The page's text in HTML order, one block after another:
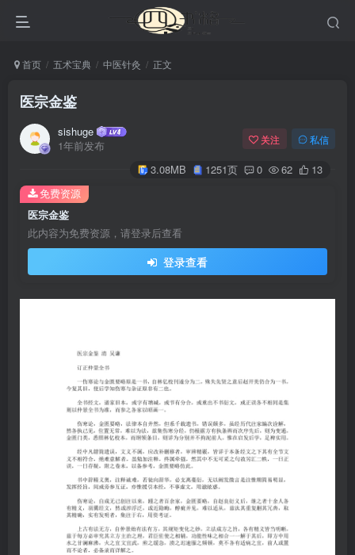
首页 五术宝典 中医针灸 正文
医宗金鉴
sishuge
1年前发布
关注 私信
3.08MB 1251页 0 62 13
医宗金鉴
此内容为免费资源，请登录后查看
登录查看
免费资源